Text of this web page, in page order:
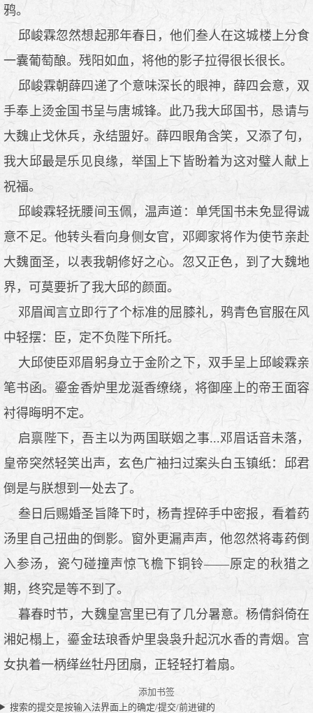
鸦。
邱峻霖忽然想起那年春日，他们叁人在这城楼上分食
一囊葡萄酿。残阳如血，将他的影子拉得很长很长。
邱峻霖朝薛四递了个意味深长的眼神，薛四会意，双
手奉上烫金国书呈与唐城锋。此乃我大邱国书，恳请与
大魏止戈休兵，永结盟好。薛四眼角含笑，又添了句，
我大邱最是乐见良缘，举国上下皆盼着为这对璧人献上
祝福。
邱峻霖轻抚腰间玉佩，温声道：单凭国书未免显得诚
意不足。他转头看向身侧女官，邓卿家将作为使节亲赴
大魏面圣，以表我朝修好之心。忽又正色，到了大魏地
界，可莫要折了我大邱的颜面。
邓眉闻言立即行了个标准的屈膝礼，鸦青色官服在风
中轻摆：臣，定不负陛下所托。
大邱使臣邓眉躬身立于金阶之下，双手呈上邱峻霖亲
笔书函。鎏金香炉里龙涎香缭绕，将御座上的帝王面容
衬得晦明不定。
启禀陛下，吾主以为两国联姻之事...邓眉话音未落，
皇帝突然轻笑出声，玄色广袖扫过案头白玉镇纸：邱君
倒是与朕想到一处去了。
叁日后赐婚圣旨降下时，杨青捏碎手中密报，看着药
汤里自己扭曲的倒影。窗外更漏声声，他忽然将毒药倒
入参汤，瓷勺碰撞声惊飞檐下铜铃——原定的秋猎之
期，终究是等不到了。
暮春时节，大魏皇宫里已有了几分暑意。杨倩斜倚在
湘妃榻上，鎏金珐琅香炉里袅袅升起沉水香的青烟。宫
女执着一柄缂丝牡丹团扇，正轻轻打着扇。
添加书签
搜索的提交是按输入法界面上的确定/提交/前进键的